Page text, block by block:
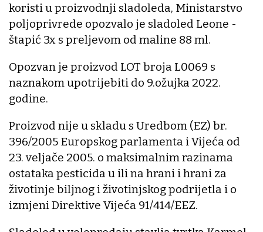
koristi u proizvodnji sladoleda, Ministarstvo
poljoprivrede opozvalo je sladoled Leone -
štapić 3x s preljevom od maline 88 ml.
Opozvan je proizvod LOT broja L0069 s
naznakom upotrijebiti do 9.ožujka 2022.
godine.
Proizvod nije u skladu s Uredbom (EZ) br.
396/2005 Europskog parlamenta i Vijeća od
23. veljače 2005. o maksimalnim razinama
ostataka pesticida u ili na hrani i hrani za
životinje biljnog i životinjskog podrijetla i o
izmjeni Direktive Vijeća 91/414/EEZ.